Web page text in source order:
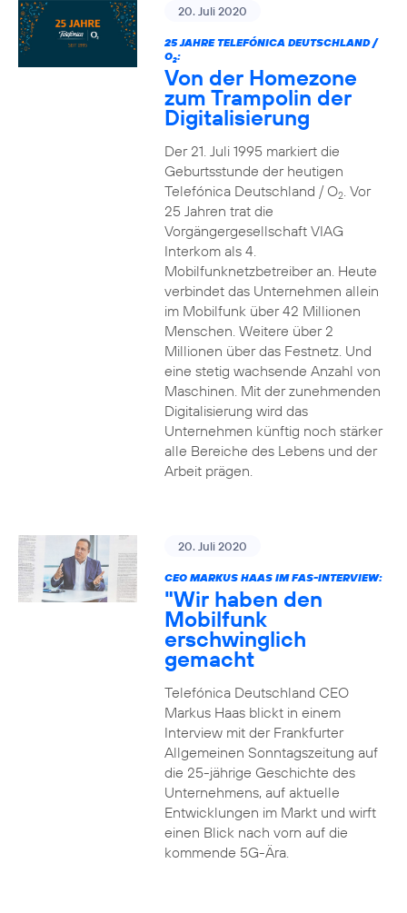
20. Juli 2020
25 JAHRE TELEFÓNICA DEUTSCHLAND /
O2:
Von der Homezone
zum Trampolin der
Digitalisierung
Der 21. Juli 1995 markiert die
Geburtsstunde der heutigen
Telefónica Deutschland / O2. Vor
25 Jahren trat die
Vorgängergesellschaft VIAG
Interkom als 4.
Mobilfunknetzbetreiber an. Heute
verbindet das Unternehmen allein
im Mobilfunk über 42 Millionen
Menschen. Weitere über 2
Millionen über das Festnetz. Und
eine stetig wachsende Anzahl von
Maschinen. Mit der zunehmenden
Digitalisierung wird das
Unternehmen künftig noch stärker
alle Bereiche des Lebens und der
Arbeit prägen.
20. Juli 2020
CEO MARKUS HAAS IM FAS-INTERVIEW:
"Wir haben den
Mobilfunk
erschwinglich
gemacht
Telefónica Deutschland CEO
Markus Haas blickt in einem
Interview mit der Frankfurter
Allgemeinen Sonntagszeitung auf
die 25-jährige Geschichte des
Unternehmens, auf aktuelle
Entwicklungen im Markt und wirft
einen Blick nach vorn auf die
kommende 5G-Ära.